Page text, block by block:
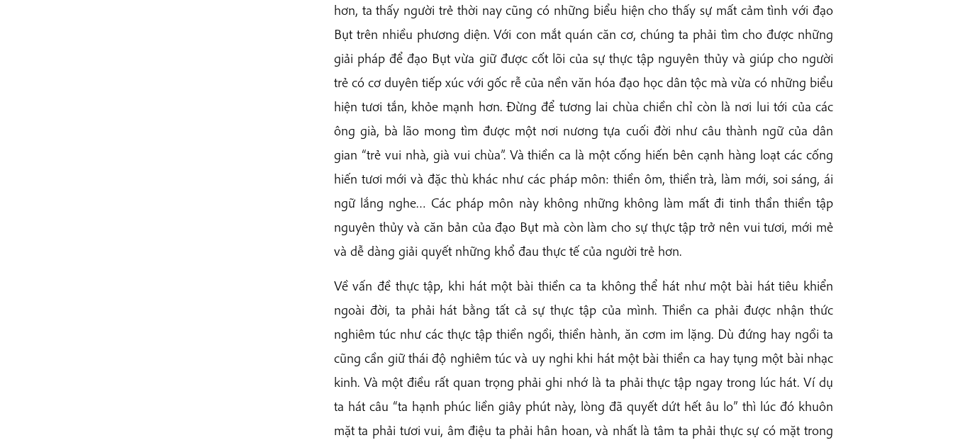
hơn, ta thấy người trẻ thời nay cũng có những biểu hiện cho thấy sự mất cảm tình với đạo
Bụt trên nhiều phương diện. Với con mắt quán căn cơ, chúng ta phải tìm cho được những
giải pháp để đạo Bụt vừa giữ được cốt lõi của sự thực tập nguyên thủy và giúp cho người
trẻ có cơ duyên tiếp xúc với gốc rễ của nền văn hóa đạo học dân tộc mà vừa có những biểu
hiện tươi tắn, khỏe mạnh hơn. Đừng để tương lai chùa chiền chỉ còn là nơi lui tới của các
ông già, bà lão mong tìm được một nơi nương tựa cuối đời như câu thành ngữ của dân
gian “trẻ vui nhà, già vui chùa”. Và thiền ca là một cống hiến bên cạnh hàng loạt các cống
hiến tươi mới và đặc thù khác như các pháp môn: thiền ôm, thiền trà, làm mới, soi sáng, ái
ngữ lắng nghe… Các pháp môn này không những không làm mất đi tinh thần thiền tập
nguyên thủy và căn bản của đạo Bụt mà còn làm cho sự thực tập trở nên vui tươi, mới mẻ
và dễ dàng giải quyết những khổ đau thực tế của người trẻ hơn.
Về vấn đề thực tập, khi hát một bài thiền ca ta không thể hát như một bài hát tiêu khiển
ngoài đời, ta phải hát bằng tất cả sự thực tập của mình. Thiền ca phải được nhận thức
nghiêm túc như các thực tập thiền ngồi, thiền hành, ăn cơm im lặng. Dù đứng hay ngồi ta
cũng cần giữ thái độ nghiêm túc và uy nghi khi hát một bài thiền ca hay tụng một bài nhạc
kinh. Và một điều rất quan trọng phải ghi nhớ là ta phải thực tập ngay trong lúc hát. Ví dụ
ta hát câu “ta hạnh phúc liền giây phút này, lòng đã quyết dứt hết âu lo” thì lúc đó khuôn
mặt ta phải tươi vui, âm điệu ta phải hân hoan, và nhất là tâm ta phải thực sự có mặt trong